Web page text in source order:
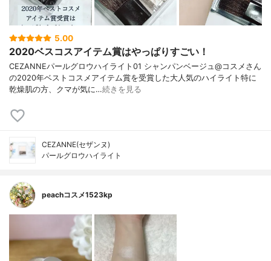
5.00
2020ベスコスアイテム賞はやっぱりすごい！
CEZANNEパールグロウハイライト01 シャンパンベージュ@コスメさん
の2020年ベストコスメアイテム賞を受賞した大人気のハイライト特に
乾燥肌の方、クマが気に…続きを見る
CEZANNE(セザンヌ)
パールグロウハイライト
peachコスメ1523kp